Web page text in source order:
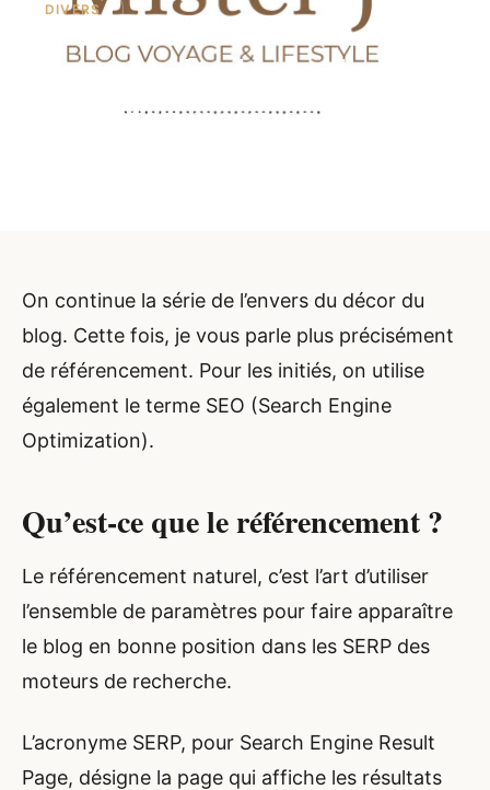
DIVERS
L’envers du décor du blog
: Le référencement
On continue la série de l’envers du décor du
blog. Cette fois, je vous parle plus précisément
de référencement. Pour les initiés, on utilise
également le terme SEO (Search Engine
Optimization).
Qu’est-ce que le référencement ?
Le référencement naturel, c’est l’art d’utiliser
l’ensemble de paramètres pour faire apparaître
le blog en bonne position dans les SERP des
moteurs de recherche.
L’acronyme SERP, pour Search Engine Result
Page, désigne la page qui affiche les résultats